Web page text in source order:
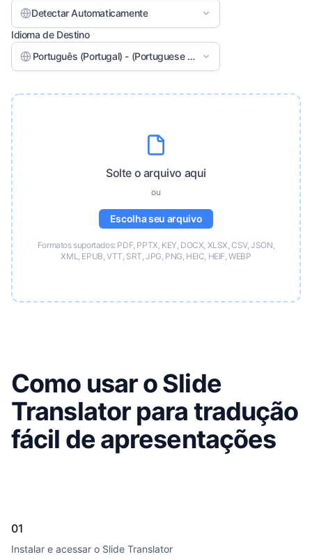
Detectar Automaticamente
Idioma de Destino
Português (Portugal) - (Portuguese (Portugal))
Solte o arquivo aqui
ou
Escolha seu arquivo
Formatos suportados: PDF, PPTX, KEY, DOCX, XLSX, CSV, JSON,
XML, EPUB, VTT, SRT, JPG, PNG, HEIC, HEIF, WEBP
Como usar o Slide
Translator para tradução
fácil de apresentações
01
Instalar e acessar o Slide Translator